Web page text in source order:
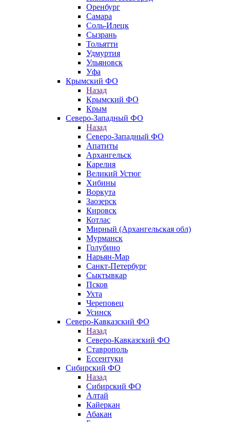
Оренбург
Самара
Соль-Илецк
Сызрань
Тольятти
Удмуртия
Ульяновск
Уфа
Крымский ФО
Назад
Крымский ФО
Крым
Северо-Западный ФО
Назад
Северо-Западный ФО
Апатиты
Архангельск
Карелия
Великий Устюг
Хибины
Воркута
Заозерск
Кировск
Котлас
Мирный (Архангельская обл)
Мурманск
Голубино
Нарьян-Мар
Санкт-Петербург
Сыктывкар
Псков
Ухта
Череповец
Усинск
Северо-Кавказский ФО
Назад
Северо-Кавказский ФО
Ставрополь
Ессентуки
Сибирский ФО
Назад
Сибирский ФО
Алтай
Кайеркан
Абакан